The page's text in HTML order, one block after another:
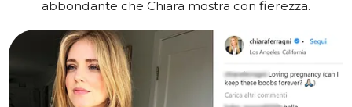
abbondante che Chiara mostra con fierezza.